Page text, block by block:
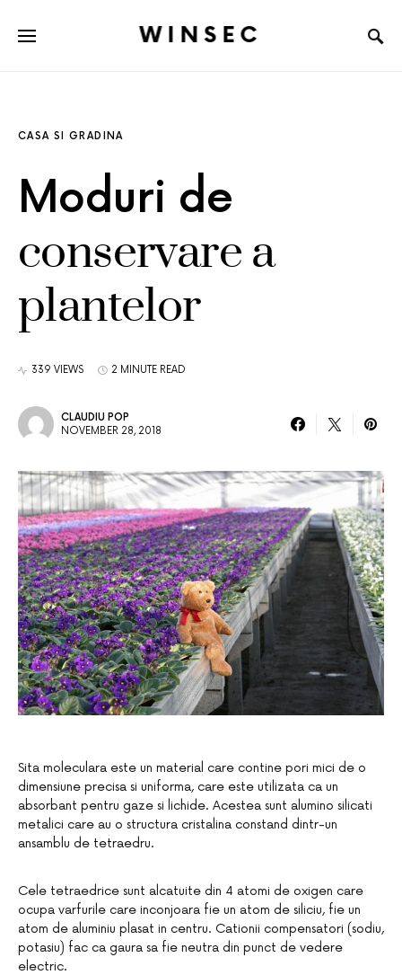
WINSEC
CASA SI GRADINA
Moduri de
conservare a
plantelor
339 VIEWS 2 MINUTE READ
CLAUDIU POP
NOVEMBER 28, 2018
Sita moleculara este un material care contine pori mici de o
dimensiune precisa si uniforma, care este utilizata ca un
absorbant pentru gaze si lichide. Acestea sunt alumino silicati
metalici care au o structura cristalina constand dintr-un
ansamblu de tetraedru.
Cele tetraedrice sunt alcatuite din 4 atomi de oxigen care
ocupa varfurile care inconjoara fie un atom de siliciu, fie un
atom de aluminiu plasat in centru. Cationii compensatori (sodiu,
potasiu) fac ca gaura sa fie neutra din punct de vedere
electric.